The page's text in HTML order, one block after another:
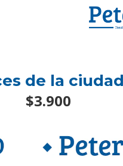
de la ciudad
$3.900